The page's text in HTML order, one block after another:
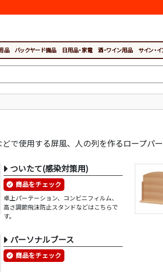
品 バックヤード備品 日用品・家電 酒・ワイン用品 サイン・
使用する屏風、人の列を作るロープパ
ついたて(感染対策用)
商品をチェック
卓上パーテーション、コンビニフィルム、
高さ調節飛沫防止スタンドなどはこちらで
す。
パーソナルブース
商品をチェック